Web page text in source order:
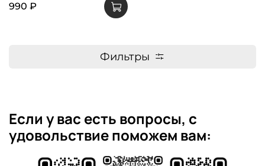
990 ₽
Фильтры
Если у вас есть вопросы, с
удовольствие поможем вам: